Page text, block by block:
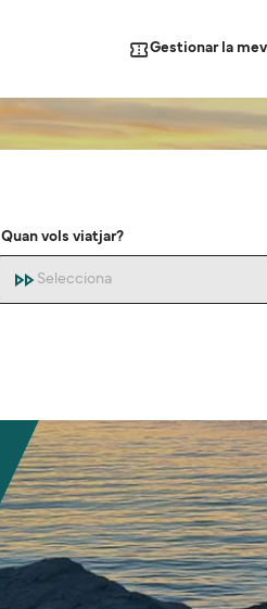
Gestionar la
Quan vols viatjar?
Selecciona